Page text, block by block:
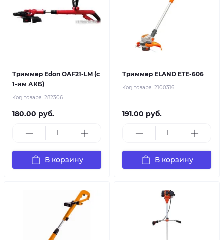
Триммер Edon OAF21-LM (с
1-им АКБ)
Код товара: 282306
180.00 руб.
В корзину
Триммер ELAND ETE-606
Код товара: 2100316
191.00 руб.
В корзину